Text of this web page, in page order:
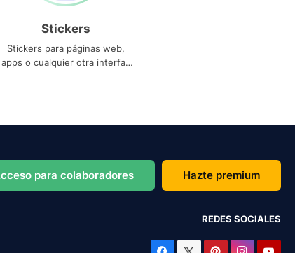
Stickers
Stickers para páginas web,
apps o cualquier otra interfaz
para colaboradores Hazte premium
REDES SOCIALES